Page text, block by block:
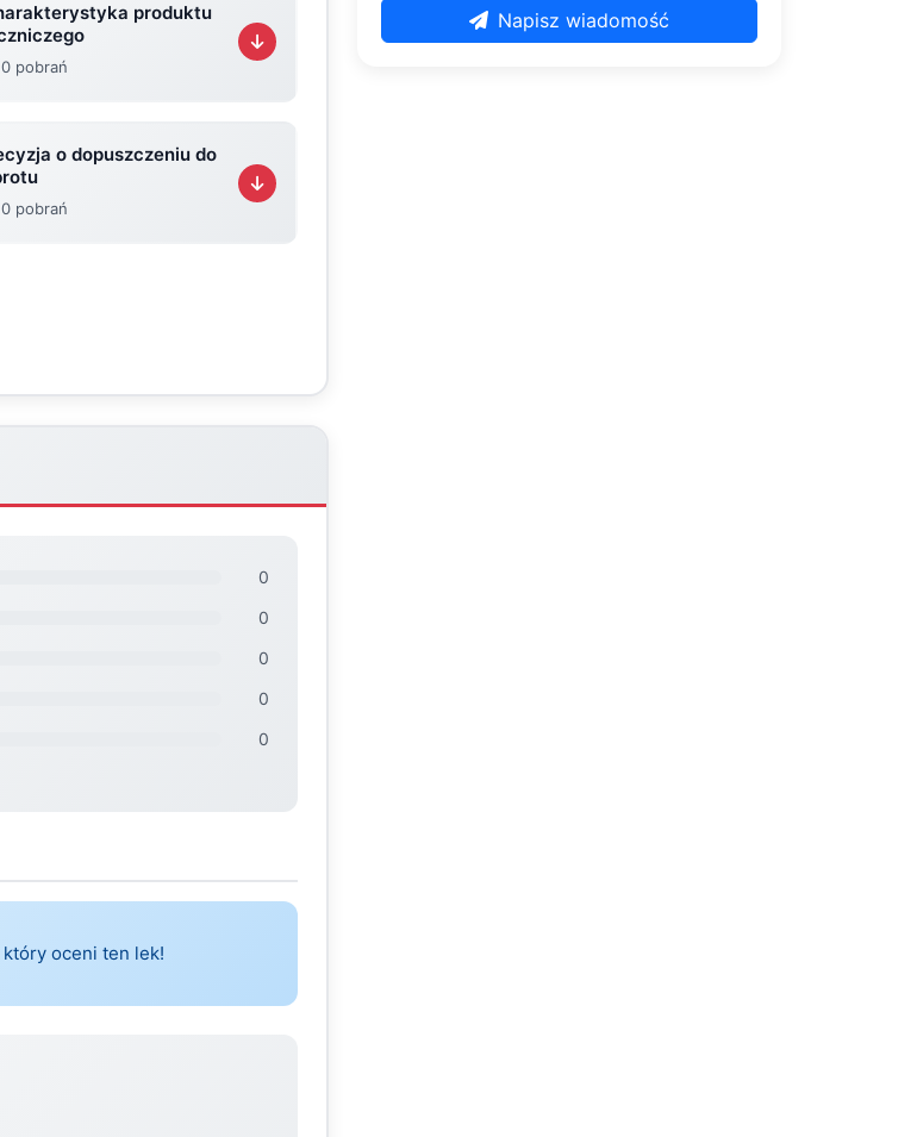
produktu
0 pobrań
o dopuszczeniu do
0 pobrań
0
0
0
0
0
oceni ten lek!
Napisz wiadomość